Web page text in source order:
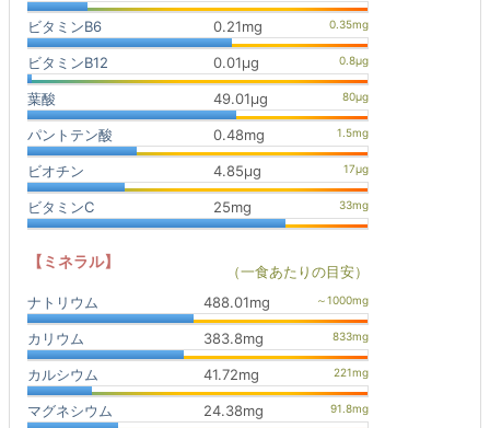
ビタミンB6 0.21mg
ビタミンB12 0.01μg
葉酸 49.01μg
パントテン酸 0.48mg
ビオチン 4.85μg
ビタミンC 25mg
【ミネラル】
（一食あたりの目安）
ナトリウム
488.01mg
カリウム 383.8mg
カルシウム 41.72mg
マグネシウム 24.38mg